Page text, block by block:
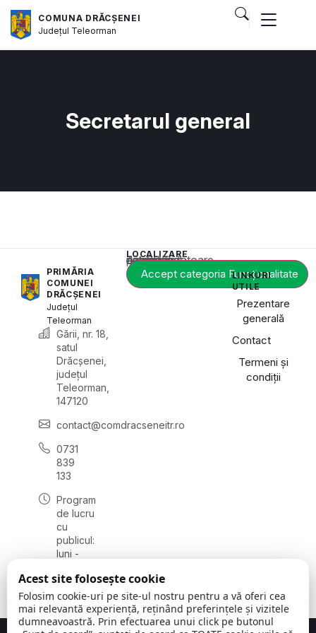
COMUNA DRĂCȘENEI
Județul Teleorman
Secretarul general
PRIMĂRIA
COMUNEI
DRĂCȘENEI
Județul
Teleorman
Gării, nr. 18,
satul
Drăcșenei,
județul
Teleorman,
147120
contact@comdracseneitr.ro
0731
839
133
Program
de lucru
cu
publicul:
luni -
08:00 -
16:00
LOCALIZARE
Acest conținut este blocat până când acceptați categoria corespunzătoare de cookie-uri.
Accept categoria Funcționalitate
LINKURI
UTILE
Prezentare
generală
Contact
Termeni și
condiții
Acest site folosește cookie
Folosim cookie-uri pe site-ul nostru pentru a vă oferi cea
mai relevantă experiență, reținând preferințele și vizitele
dumneavoastră. Prin efectuarea unui click pe butonul